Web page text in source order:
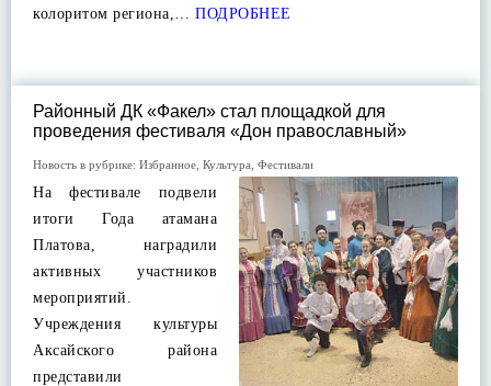
колоритом региона,… ПОДРОБНЕЕ
Районный ДК «Факел» стал площадкой для
проведения фестиваля «Дон православный»
Новость в рубрике: Избранное Культура Фестивали
На фестивале подвели
итоги Года атамана
Платова, наградили
активных участников
мероприятий.
Учреждения культуры
Аксайского района
представили